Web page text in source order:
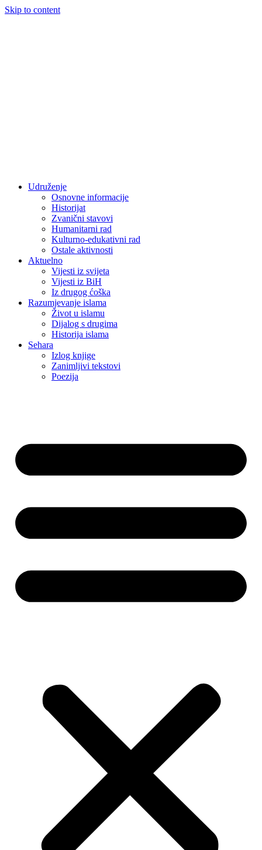
Skip to content
Udruženje
Osnovne informacije
Historijat
Zvanični stavovi
Humanitarni rad
Kulturno-edukativni rad
Ostale aktivnosti
Aktuelno
Vijesti iz svijeta
Vijesti iz BiH
Iz drugog ćoška
Razumjevanje islama
Život u islamu
Dijalog s drugima
Historija islama
Sehara
Izlog knjige
Zanimljivi tekstovi
Poezija